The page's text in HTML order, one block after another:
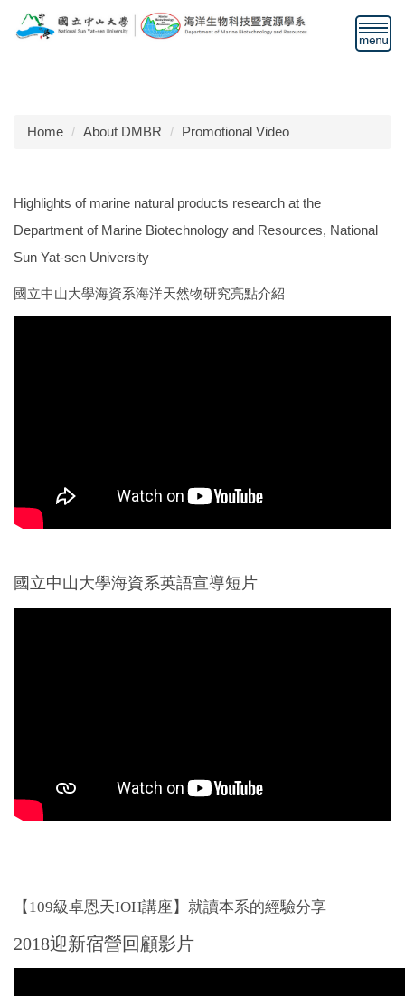
Jump
to
Home
About DMBR Promotional Video
Highlights of marine natural products research at the
Department of Marine Biotechnology and Resources, National
Sun Yat-sen University
國立中山大學海資系海洋天然物研究亮點介紹
國立中山大學海資系英語宣導短片
【109級卓恩天IOH講座】就讀本系的經驗分享
2018迎新宿營回顧影片